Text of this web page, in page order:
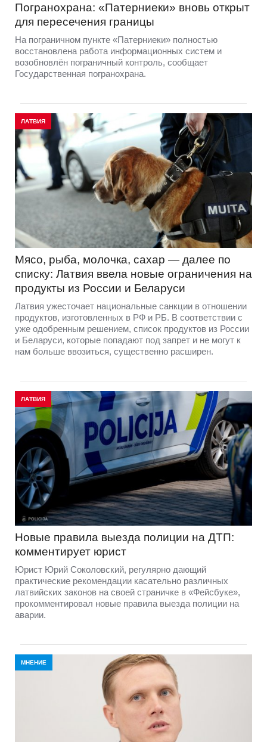
Погранохрана: «Патерниеки» вновь открыт
для пересечения границы
На пограничном пункте «Патерниеки» полностью
восстановлена работа информационных систем и
возобновлён пограничный контроль, сообщает
Государственная погранохрана.
ЛАТВИЯ
Мясо, рыба, молочка, сахар — далее по
списку: Латвия ввела новые ограничения на
продукты из России и Беларуси
Латвия ужесточает национальные санкции в отношении
продуктов, изготовленных в РФ и РБ. В соответствии с
уже одобренным решением, список продуктов из России
и Беларуси, которые попадают под запрет и не могут к
нам больше ввозиться, существенно расширен.
ЛАТВИЯ
Новые правила выезда полиции на ДТП:
комментирует юрист
Юрист Юрий Соколовский, регулярно дающий
практические рекомендации касательно различных
латвийских законов на своей страничке в «Фейсбуке»,
прокомментировал новые правила выезда полиции на
аварии.
МНЕНИЕ